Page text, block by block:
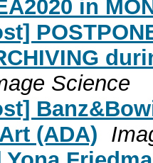
in
Science
(ADA)